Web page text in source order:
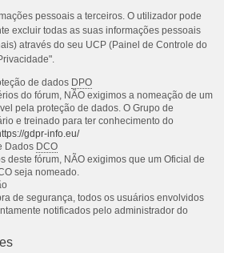
pessoais a terceiros. O utilizador pode
excluir todas as suas informações pessoais
através do seu UCP (Painel de Controle do
de dados DPO
do fórum, NÃO exigimos a nomeação de um
pela proteção de dados. O Grupo de
e treinado para ter conhecimento do
gdpr-info.eu/
Dados DCO
deste fórum, NÃO exigimos que um Oficial de
seja nomeado.
de segurança, todos os usuários envolvidos
notificados pelo administrador do